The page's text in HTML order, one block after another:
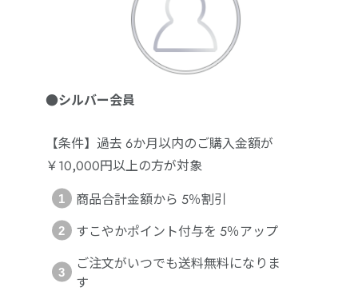
●シルバー会員
【条件】過去 6か月以内のご購入金額が
￥10,000円以上の方が対象
商品合計金額から 5％割引
すこやかポイント付与を 5％アップ
ご注文がいつでも送料無料になりま
す